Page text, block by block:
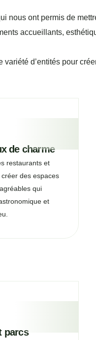
nous ont permis de
accueillants,
d’entités pour
de charme
restaurants et
des espaces
qui
et
parcs